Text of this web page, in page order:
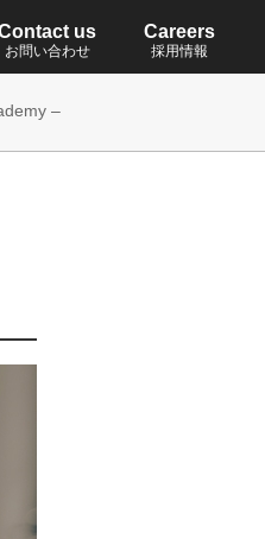
us
お問い合わせ
Careers
採用情報
–